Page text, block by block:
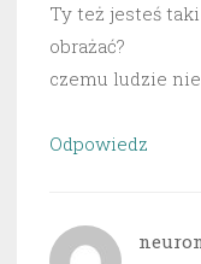
Ty też jesteś
obrażać?
czemu ludzie
Odpowiedz